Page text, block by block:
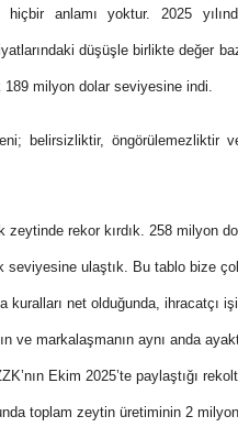
anlamı yoktur. 2025
düşüşle birlikte değer
milyon dolar seviyesine indi.
belirsizliktir, öngörülemezliktir
zeytinde rekor kırdık. 258 milyon
seviyesine ulaştık. Bu tablo bize
kuralları net olduğunda, ihracatçı
ve markalaşmanın aynı anda
Ekim 2025’te paylaştığı
toplam zeytin üretiminin 2